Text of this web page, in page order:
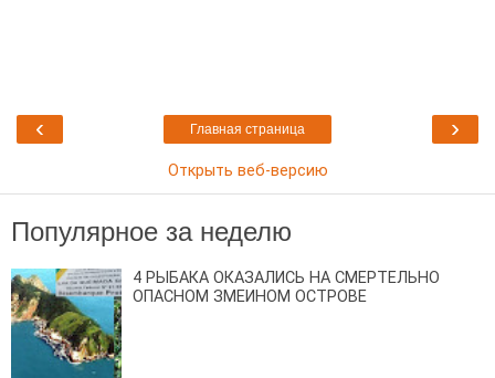
‹ ›
Главная страница
Открыть веб-версию
Популярное за неделю
4 РЫБАКА ОКАЗАЛИСЬ НА СМЕРТЕЛЬНО
ОПАСНОМ ЗМЕИНОМ ОСТРОВЕ